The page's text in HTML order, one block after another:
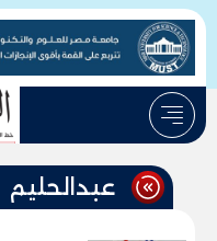
عبدالحليم